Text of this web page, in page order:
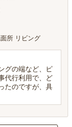
所 リビング
グの端など、ピ
代行利用で、ど
たのですが、具